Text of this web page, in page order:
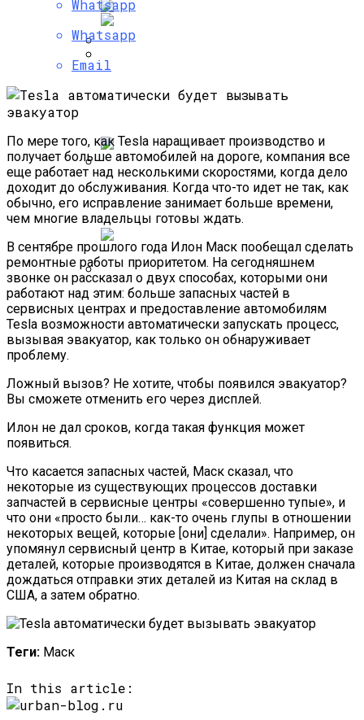
«Ошибка 1970» Дает Возможность
Устройство
Новосибирске Назвал Сервис
Полетную Программу На Маврикий Из
России Продлили До Мая 2024
Любитель Приключенческого Туризма
Нашел В Америке Алмаз Весом 7.46
Карата
Whatsapp
Whatsapp
Email
По мере того, как Tesla наращивает производство и
получает больше автомобилей на дороге, компания все
еще работает над несколькими скоростями, когда дело
доходит до обслуживания. Когда что-то идет не так, как
обычно, его исправление занимает больше времени,
чем многие владельцы готовы ждать.
В сентябре прошлого года Илон Маск пообещал сделать
ремонтные работы приоритетом. На сегодняшнем
звонке он рассказал о двух способах, которыми они
работают над этим: больше запасных частей в
сервисных центрах и предоставление автомобилям
Tesla возможности автоматически запускать процесс,
вызывая эвакуатор, как только он обнаруживает
проблему.
Ложный вызов? Не хотите, чтобы появился эвакуатор?
Вы сможете отменить его через дисплей.
Илон не дал сроков, когда такая функция может
появиться.
Что касается запасных частей, Маск сказал, что
некоторые из существующих процессов доставки
запчастей в сервисные центры «совершенно тупые», и
что они «просто были… как-то очень глупы в отношении
некоторых вещей, которые [они] сделали». Например, он
упомянул сервисный центр в Китае, который при заказе
деталей, которые производятся в Китае, должен сначала
дождаться отправки этих деталей из Китая на склад в
США, а затем обратно.
Теги: Маск
In this article: